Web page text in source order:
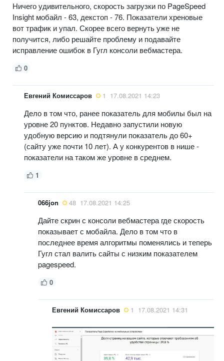
Ничего удивительного, скорость загрузки по PageSpeed
Insight мобайл - 63, декстоп - 76. Показатели хреновые
вот трафик и упал. Скорее всего вернуть уже не
получится, либо решайте проблему и подавайте
исправление ошибок в Гугл консоли вебмастера.
0
Евгений Комиссаров 1 17.08.2021 14:23
Дело в том что, ранее показатель для мобилы был на
уровне 20 пунктов. Недавно запустили новую
удобную версию и подтянули показатель до 60+
(сайту уже почти 10 лет). А у конкурентов в нише -
показатели на таком же уровне в среднем.
1
066jon 48 17.08.2021 14:25
Дайте скрин с консоли вебмастера где скорость
показывает с мобайла. Дело в том что в
последнее время алгоритмы поменялись и теперь
Гугл стал валить сайты с низким показателем
pagespeed.
0
Евгений Комиссаров 1 17.08.2021 14:31